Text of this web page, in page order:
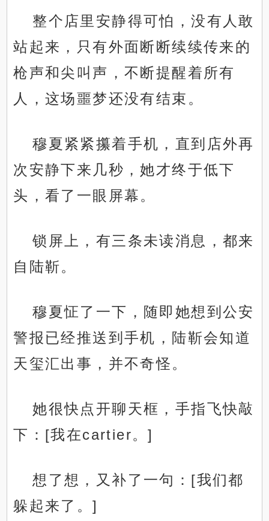
整个店里安静得可怕，没有人敢
站起来，只有外面断断续续传来的
枪声和尖叫声，不断提醒着所有
人，这场噩梦还没有结束。
穆夏紧紧攥着手机，直到店外再
次安静下来几秒，她才终于低下
头，看了一眼屏幕。
锁屏上，有三条未读消息，都来
自陆靳。
穆夏怔了一下，随即她想到公安
警报已经推送到手机，陆靳会知道
天玺汇出事，并不奇怪。
她很快点开聊天框，手指飞快敲
下：[我在cartier。]
想了想，又补了一句：[我们都
躲起来了。]